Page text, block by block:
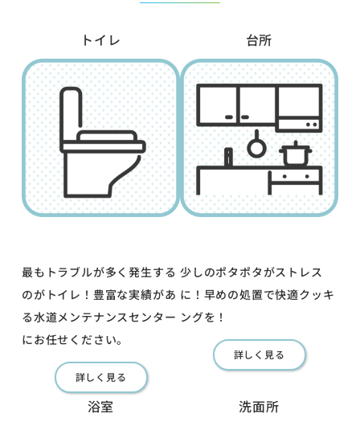
トイレ
最もトラブルが多く発生する
のがトイレ！豊富な実績があ
る水道メンテナンスセンター
にお任せください。
詳しく見る
台所
少しのポタポタがストレス
に！早めの処置で快適クッキ
ングを！
詳しく見る
浴室 洗面所